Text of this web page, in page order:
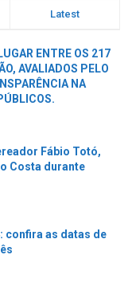
Latest
ENTRE OS 217
AVALIADOS PELO
NA
Fábio Totó,
Costa durante
confira as datas de